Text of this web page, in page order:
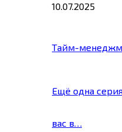
10.07.2025
Тайм-
Ещё одна
вас в…